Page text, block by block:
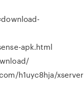
apk.html
h1uyc8hja/